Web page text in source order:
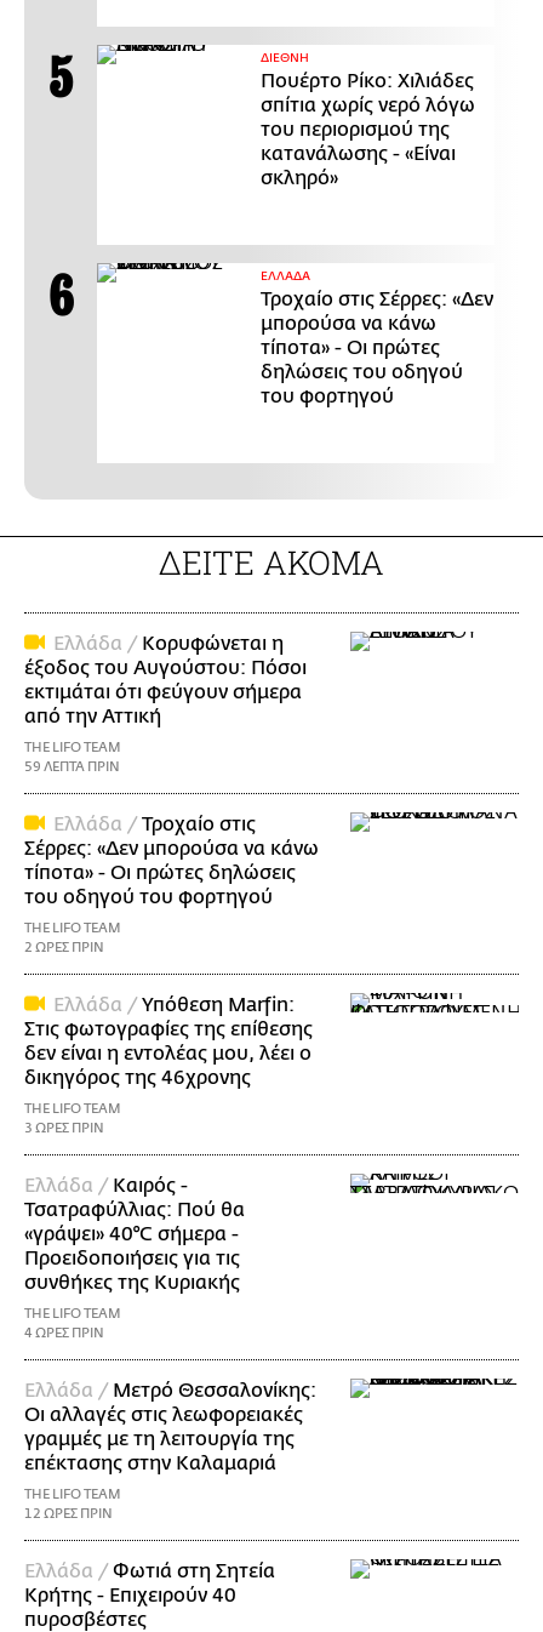
ΔΙΕΘΝΗ
Πουέρτο Ρίκο: Χιλιάδες
σπίτια χωρίς νερό λόγω
του περιορισμού της
κατανάλωσης - «Είναι
σκληρό»
ΕΛΛΑΔΑ
Τροχαίο στις Σέρρες: «Δεν
μπορούσα να κάνω
τίποτα» - Οι πρώτες
δηλώσεις του οδηγού
του φορτηγού
ΔΕΙΤΕ ΑΚΟΜΑ
Ελλάδα / Κορυφώνεται η
έξοδος του Αυγούστου: Πόσοι
εκτιμάται ότι φεύγουν σήμερα
από την Αττική
THE LIFO TEAM
59 ΛΕΠΤΑ ΠΡΙΝ
Ελλάδα /Τροχαίο στις
Σέρρες: «Δεν μπορούσα να κάνω
τίποτα» - Οι πρώτες δηλώσεις
του οδηγού του φορτηγού
THE LIFO TEAM
2 ΩΡΕΣ ΠΡΙΝ
Ελλάδα /Υπόθεση Marfin:
Στις φωτογραφίες της επίθεσης
δεν είναι η εντολέας μου, λέει ο
δικηγόρος της 46χρονης
THE LIFO TEAM
3 ΩΡΕΣ ΠΡΙΝ
Ελλάδα / Καιρός -
Τσατραφύλλιας: Πού θα
«γράψει» 40°C σήμερα -
Προειδοποιήσεις για τις
συνθήκες της Κυριακής
THE LIFO TEAM
4 ΩΡΕΣ ΠΡΙΝ
Ελλάδα / Μετρό Θεσσαλονίκης:
Οι αλλαγές στις λεωφορειακές
γραμμές με τη λειτουργία της
επέκτασης στην Καλαμαριά
THE LIFO TEAM
12 ΩΡΕΣ ΠΡΙΝ
Ελλάδα /Φωτιά στη Σητεία
Κρήτης - Επιχειρούν 40
πυροσβέστες